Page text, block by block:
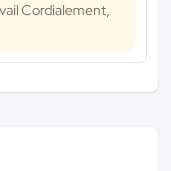
Cordialement,